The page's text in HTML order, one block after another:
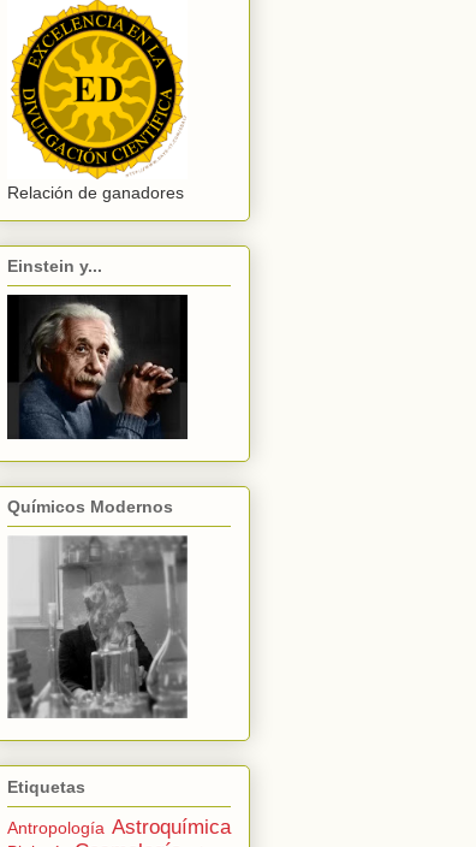
Relación de ganadores
Einstein y...
Químicos Modernos
Etiquetas
Antropología Astroquímica